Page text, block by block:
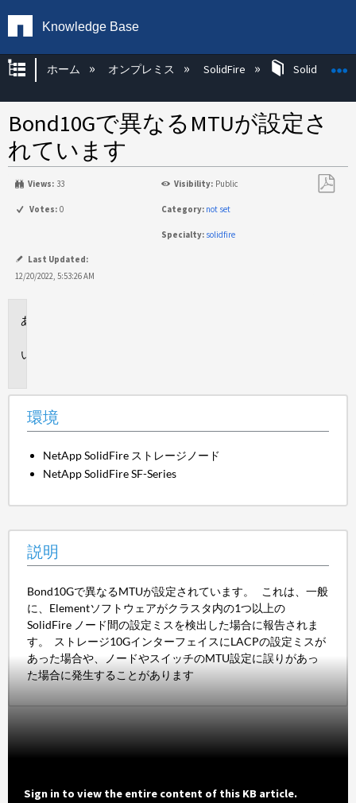
Knowledge Base
グローバル階層を展開/折りたたむ
ホーム オンプレミス SolidFire SolidFire
Bond10Gで異なるMTUが設定さ
れています
Views: 33 Visibility: Public
Votes: 0 Category: not set
Specialty: solidfire
Last Updated:
12/20/2022, 5:53:26 AM
環境
NetApp SolidFire ストレージノード
NetApp SolidFire SF-Series
説明
Bond10Gで異なるMTUが設定されています。 これは、一般
に、Elementソフトウェアがクラスタ内の1つ以上の
SolidFire ノード間の設定ミスを検出した場合に報告されま
す。 ストレージ10GインターフェイスにLACPの設定ミスが
あった場合や、ノードやスイッチのMTU設定に誤りがあっ
た場合に発生することがあります
Sign in to view the entire content of this KB article.